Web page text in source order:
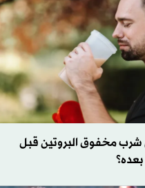
مخفوق البروتين قبل
بعده؟